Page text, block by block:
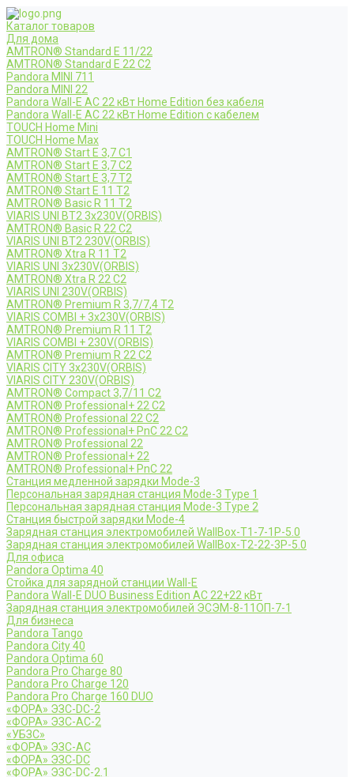
Каталог товаров
Для дома
AMTRON® Standard E 11/22
AMTRON® Standard E 22 C2
Pandora MINI 711
Pandora MINI 22
Pandora Wall-E AC 22 кВт Home Edition без кабеля
Pandora Wall-E AC 22 кВт Home Edition с кабелем
TOUCH Home Mini
TOUCH Home Max
AMTRON® Start E 3,7 C1
AMTRON® Start E 3,7 C2
AMTRON® Start E 3,7 T2
AMTRON® Start E 11 T2
AMTRON® Basic R 11 T2
VIARIS UNI BT2 3x230V(ORBIS)
AMTRON® Basic R 22 C2
VIARIS UNI BT2 230V(ORBIS)
AMTRON® Xtra R 11 T2
VIARIS UNI 3x230V(ORBIS)
AMTRON® Xtra R 22 C2
VIARIS UNI 230V(ORBIS)
AMTRON® Premium R 3,7/7,4 T2
VIARIS COMBI + 3x230V(ORBIS)
AMTRON® Premium R 11 T2
VIARIS COMBI + 230V(ORBIS)
AMTRON® Premium R 22 C2
VIARIS CITY 3x230V(ORBIS)
VIARIS CITY 230V(ORBIS)
AMTRON® Compact 3,7/11 C2
AMTRON® Professional+ 22 C2
AMTRON® Professional 22 C2
AMTRON® Professional+ PnC 22 C2
AMTRON® Professional 22
AMTRON® Professional+ 22
AMTRON® Professional+ PnC 22
Станция медленной зарядки Mode-3
Персональная зарядная станция Mode-3 Type 1
Персональная зарядная станция Mode-3 Type 2
Станция быстрой зарядки Mode-4
Зарядная станция электромобилей WallBox-Т1-7-1Р-5.0
Зарядная станция электромобилей WallBox-Т2-22-3Р-5.0
Для офиса
Pandora Optima 40
Стойка для зарядной станции Wall-E
Pandora Wall-E DUO Business Edition AC 22+22 кВт
Зарядная станция электромобилей ЭСЭМ-8-11ОП-7-1
Для бизнеса
Pandora Tango
Pandora City 40
Pandora Optima 60
Pandora Pro Charge 80
Pandora Pro Charge 120
Pandora Pro Charge 160 DUO
«ФОРА» ЭЗС-DC-2
«ФОРА» ЭЗС-AC-2
«УБЗС»
«ФОРА» ЭЗС-AC
«ФОРА» ЭЗС-DC
«ФОРА» ЭЗС-DC-2.1